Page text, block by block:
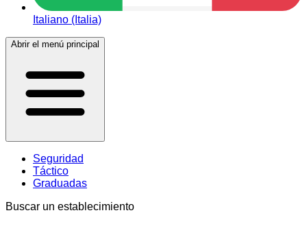
Italiano (Italia)
Abrir el menú principal
Seguridad
Táctico
Graduadas
Buscar un establecimiento